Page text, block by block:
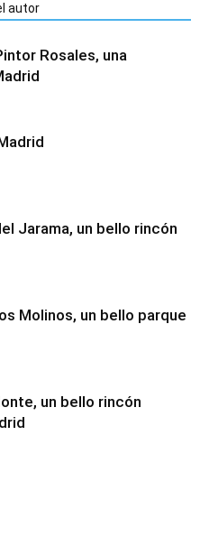
autor
Rosales, una
Jarama, un bello rincón
Molinos, un bello parque
un bello rincón